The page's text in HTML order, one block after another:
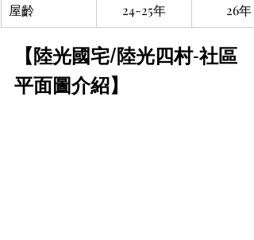
屋齡 24-25年 26年
【陸光國宅/陸光四村-社區
平面圖介紹】